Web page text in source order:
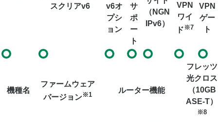
スクリアv6
v6オ
プシ
ョン
サ
ポ
ー
ト
（NGN
IPv6）
VPN
ワイ
ド ※7
VPN
ゲー
ト
機種名
ファームウェア
バージョン※1
ルーター機能
フレッツ
光クロス
（10GB
ASE-T）
※8